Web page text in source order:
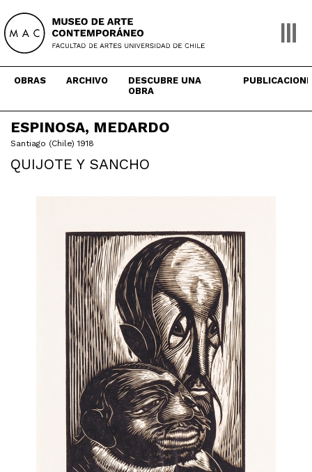
content
OBRAS ARCHIVO
DESCUBRE UNA
OBRA
ESPINOSA, MEDARDO
Santiago (Chile) 1918
QUIJOTE Y SANCHO